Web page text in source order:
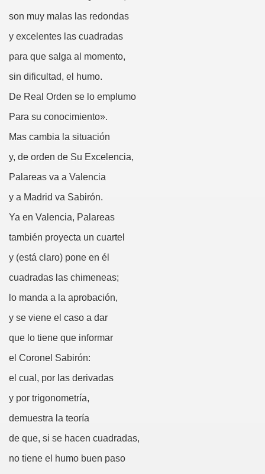
son muy malas las redondas
y excelentes las cuadradas
para que salga al momento,
sin dificultad, el humo.
De Real Orden se lo emplumo
Para su conocimiento».
Mas cambia la situación
y, de orden de Su Excelencia,
Palareas va a Valencia
y a Madrid va Sabirón.
Ya en Valencia, Palareas
también proyecta un cuartel
y (está claro) pone en él
cuadradas las chimeneas;
lo manda a la aprobación,
y se viene el caso a dar
que lo tiene que informar
el Coronel Sabirón:
el cual, por las derivadas
y por trigonometría,
demuestra la teoría
de que, si se hacen cuadradas,
no tiene el humo buen paso
de Quevedo)
José Tamayo Pozueta)
en una Empresa
que Trabaja y Produce en España
lo Que Puede un Chumino
Alonso)
de 1519)